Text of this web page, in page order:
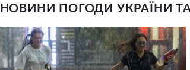
НОВИНИ ПОГОДИ УКРАЇНИ ТА